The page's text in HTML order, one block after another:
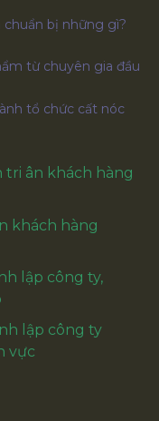
chuẩn bị những gì?
từ chuyên gia đầu
tổ chức cất nóc
ân khách hàng
khách hàng
lập công ty,
lập công ty
vực